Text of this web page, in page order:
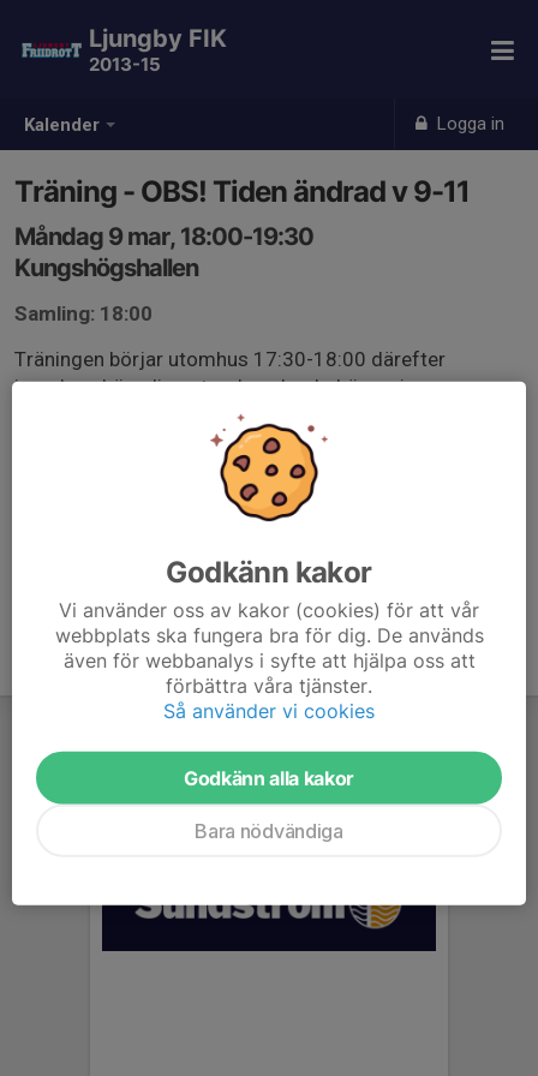
Kalender Logga in
Ljungby FIK
2013-15
Träning - OBS! Tiden ändrad v 9-11
Måndag 9 mar, 18:00-19:30
Kungshögshallen
Samling: 18:00
Träningen börjar utomhus 17:30-18:00 därefter
inomhus. Lämpliga utomhusskor behövs, ej
vinterkängor. Kläder efter väder. Vid mycket dåligt väder
Godkänn kakor
Vi använder oss av kakor (cookies) för att vår
webbplats ska fungera bra för dig. De används
även för webbanalys i syfte att hjälpa oss att
förbättra våra tjänster.
Så använder vi cookies
Godkänn alla kakor
Bara nödvändiga